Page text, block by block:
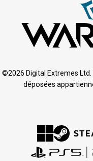
©2026 Digital Extremes
déposées